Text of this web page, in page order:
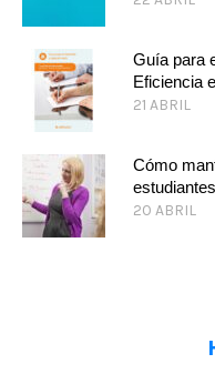
Guía para
Eficiencia
21 ABRIL
Cómo
20 ABRIL